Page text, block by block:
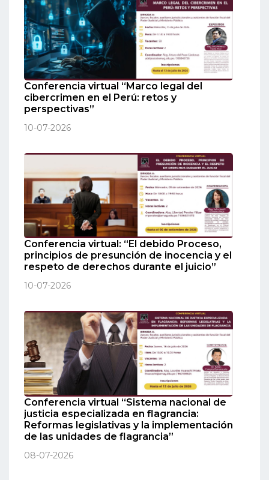
Conferencia virtual “Marco legal del
cibercrimen en el Perú: retos y
perspectivas”
10-07-2026
Conferencia virtual: “El debido Proceso,
principios de presunción de inocencia y el
respeto de derechos durante el juicio”
10-07-2026
Conferencia virtual “Sistema nacional de
justicia especializada en flagrancia:
Reformas legislativas y la implementación
de las unidades de flagrancia”
08-07-2026